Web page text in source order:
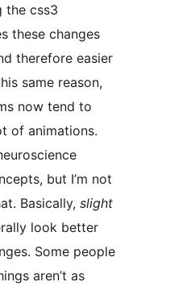
the css3
these changes
therefore easier
same reason,
now tend to
of animations.
but I’m not
Basically, slight
look better
Some people
aren’t as